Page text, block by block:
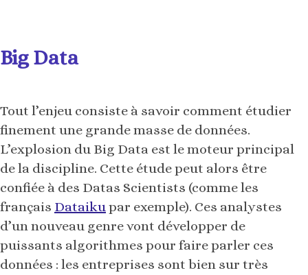
Big Data
Tout l’enjeu consiste à savoir comment étudier
finement une grande masse de données.
L’explosion du Big Data est le moteur principal
de la discipline. Cette étude peut alors être
confiée à des Datas Scientists (comme les
français Dataikupar exemple). Ces analystes
d’un nouveau genre vont développer de
puissants algorithmes pour faire parler ces
données : les entreprises sont bien sur très